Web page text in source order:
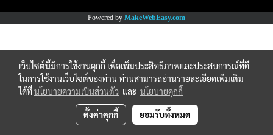
Powered by MakeWebEasy.com
เว็บไซต์นี้มีการใช้งานคุกกี้ เพื่อเพิ่มประสิทธิภาพและประสบการณ์ที่ดี
ในการใช้งานเว็บไซต์ของท่าน ท่านสามารถอ่านรายละเอียดเพิ่มเติม
ได้ที่นโยบายความเป็นส่วนตัว และ นโยบายคุกกี้
ตั้งค่าคุกกี้ ยอมรับทั้งหมด